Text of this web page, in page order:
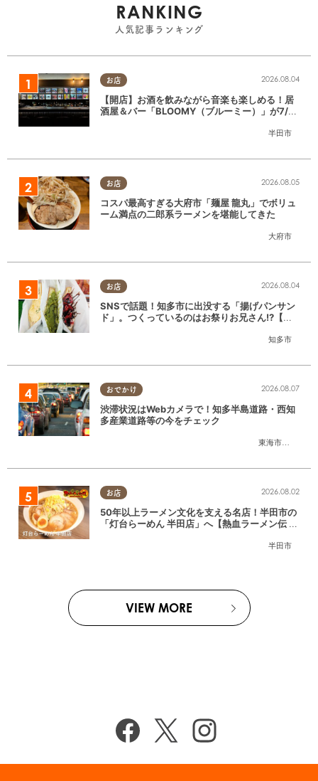
RANKING
人気記事ランキング
お店
半田市
2026.08.04
【開店】お酒を飲みながら音楽も楽しめる！居
酒屋＆バー「BLOOMY（ブルーミー）」が7/3
お店
大府市
2026.08.05
コスパ最高すぎる大府市「麺屋 龍丸」でボリュ
ーム満点の二郎系ラーメンを堪能してきた
お店
知多市
2026.08.04
SNSで話題！知多市に出没する「揚げパンサン
ド」。つくっているのはお祭りお兄さん!?【ち
おでかけ
東海市
,大府市
2026.08.07
渋滞状況はWebカメラで！知多半島道路・西知
多産業道路等の今をチェック
お店
半田市
2026.08.02
50年以上ラーメン文化を支える名店！半田市の
「灯台らーめん 半田店」へ【熱血ラーメン伝 8
VIEW MORE